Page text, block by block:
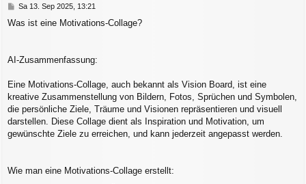
B
i
a
Sa 13. Sep 2025, 13:21
Was ist eine Motivations-Collage?
AI-Zusammenfassung:
Eine Motivations-Collage, auch bekannt als Vision Board, ist eine
kreative Zusammenstellung von Bildern, Fotos, Sprüchen und Symbolen,
die persönliche Ziele, Träume und Visionen repräsentieren und visuell
darstellen. Diese Collage dient als Inspiration und Motivation, um
gewünschte Ziele zu erreichen, und kann jederzeit angepasst werden.
Wie man eine Motivations-Collage erstellt: